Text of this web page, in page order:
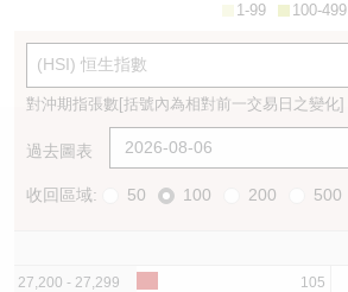
100-499
1-99
(HSI) 恒生指數
對沖期指張數 [括號內為相對前一交易日之變化]
過去圖表
收回區域: 50 100 200 500
27,200 - 27,299 105
認股證/牛熊證日誌
認股證文件及公告
認股證文件及公告 (瑞信)
牛熊證到期結算價查詢
牛熊證分析儀
牛熊證速算機
中資ETFs溢價比較
AH 股價對照
即市板塊表現